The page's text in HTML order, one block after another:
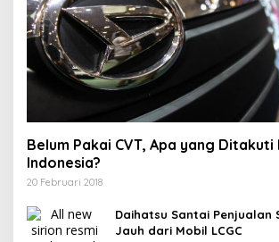
Belum Pakai CVT, Apa yang Ditakuti
Indonesia?
20 Februari 2018
Daihatsu Santai Penjualan
Jauh dari Mobil LCGC